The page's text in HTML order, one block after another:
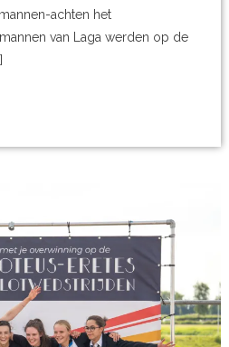
achten het
van Laga werden op de